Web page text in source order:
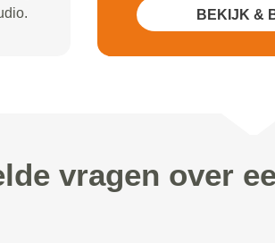
BEKIJK &
vragen over